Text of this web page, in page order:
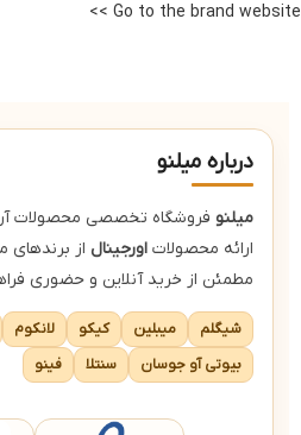
Go to the brand website >>
درباره میلنو
میلنو فروشگاه تخصصی محصولات
ارائه محصولات اورجینال از برندهای
مطمئن از خرید آنلاین و حضوری
شیگلم میبلین کیکو لانکوم
بیوتی آو جوسان
سنتلا فینو